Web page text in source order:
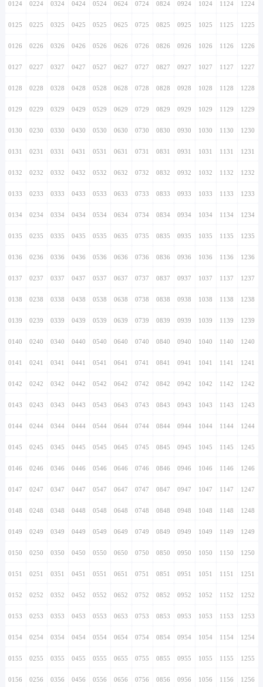
0124 0224 0324 0424 0524 0624 0724 0824 0924 1024 1124 1224
0125 0225 0325 0425 0525 0625 0725 0825 0925 1025 1125 1225
0126 0226 0326 0426 0526 0626 0726 0826 0926 1026 1126 1226
0127 0227 0327 0427 0527 0627 0727 0827 0927 1027 1127 1227
0128 0228 0328 0428 0528 0628 0728 0828 0928 1028 1128 1228
0129 0229 0329 0429 0529 0629 0729 0829 0929 1029 1129 1229
0130 0230 0330 0430 0530 0630 0730 0830 0930 1030 1130 1230
0131 0231 0331 0431 0531 0631 0731 0831 0931 1031 1131 1231
0132 0232 0332 0432 0532 0632 0732 0832 0932 1032 1132 1232
0133 0233 0333 0433 0533 0633 0733 0833 0933 1033 1133 1233
0134 0234 0334 0434 0534 0634 0734 0834 0934 1034 1134 1234
0135 0235 0335 0435 0535 0635 0735 0835 0935 1035 1135 1235
0136 0236 0336 0436 0536 0636 0736 0836 0936 1036 1136 1236
0137 0237 0337 0437 0537 0637 0737 0837 0937 1037 1137 1237
0138 0238 0338 0438 0538 0638 0738 0838 0938 1038 1138 1238
0139 0239 0339 0439 0539 0639 0739 0839 0939 1039 1139 1239
0140 0240 0340 0440 0540 0640 0740 0840 0940 1040 1140 1240
0141 0241 0341 0441 0541 0641 0741 0841 0941 1041 1141 1241
0142 0242 0342 0442 0542 0642 0742 0842 0942 1042 1142 1242
0143 0243 0343 0443 0543 0643 0743 0843 0943 1043 1143 1243
0144 0244 0344 0444 0544 0644 0744 0844 0944 1044 1144 1244
0145 0245 0345 0445 0545 0645 0745 0845 0945 1045 1145 1245
0146 0246 0346 0446 0546 0646 0746 0846 0946 1046 1146 1246
0147 0247 0347 0447 0547 0647 0747 0847 0947 1047 1147 1247
0148 0248 0348 0448 0548 0648 0748 0848 0948 1048 1148 1248
0149 0249 0349 0449 0549 0649 0749 0849 0949 1049 1149 1249
0150 0250 0350 0450 0550 0650 0750 0850 0950 1050 1150 1250
0151 0251 0351 0451 0551 0651 0751 0851 0951 1051 1151 1251
0152 0252 0352 0452 0552 0652 0752 0852 0952 1052 1152 1252
0153 0253 0353 0453 0553 0653 0753 0853 0953 1053 1153 1253
0154 0254 0354 0454 0554 0654 0754 0854 0954 1054 1154 1254
0155 0255 0355 0455 0555 0655 0755 0855 0955 1055 1155 1255
0156 0256 0356 0456 0556 0656 0756 0856 0956 1056 1156 1256